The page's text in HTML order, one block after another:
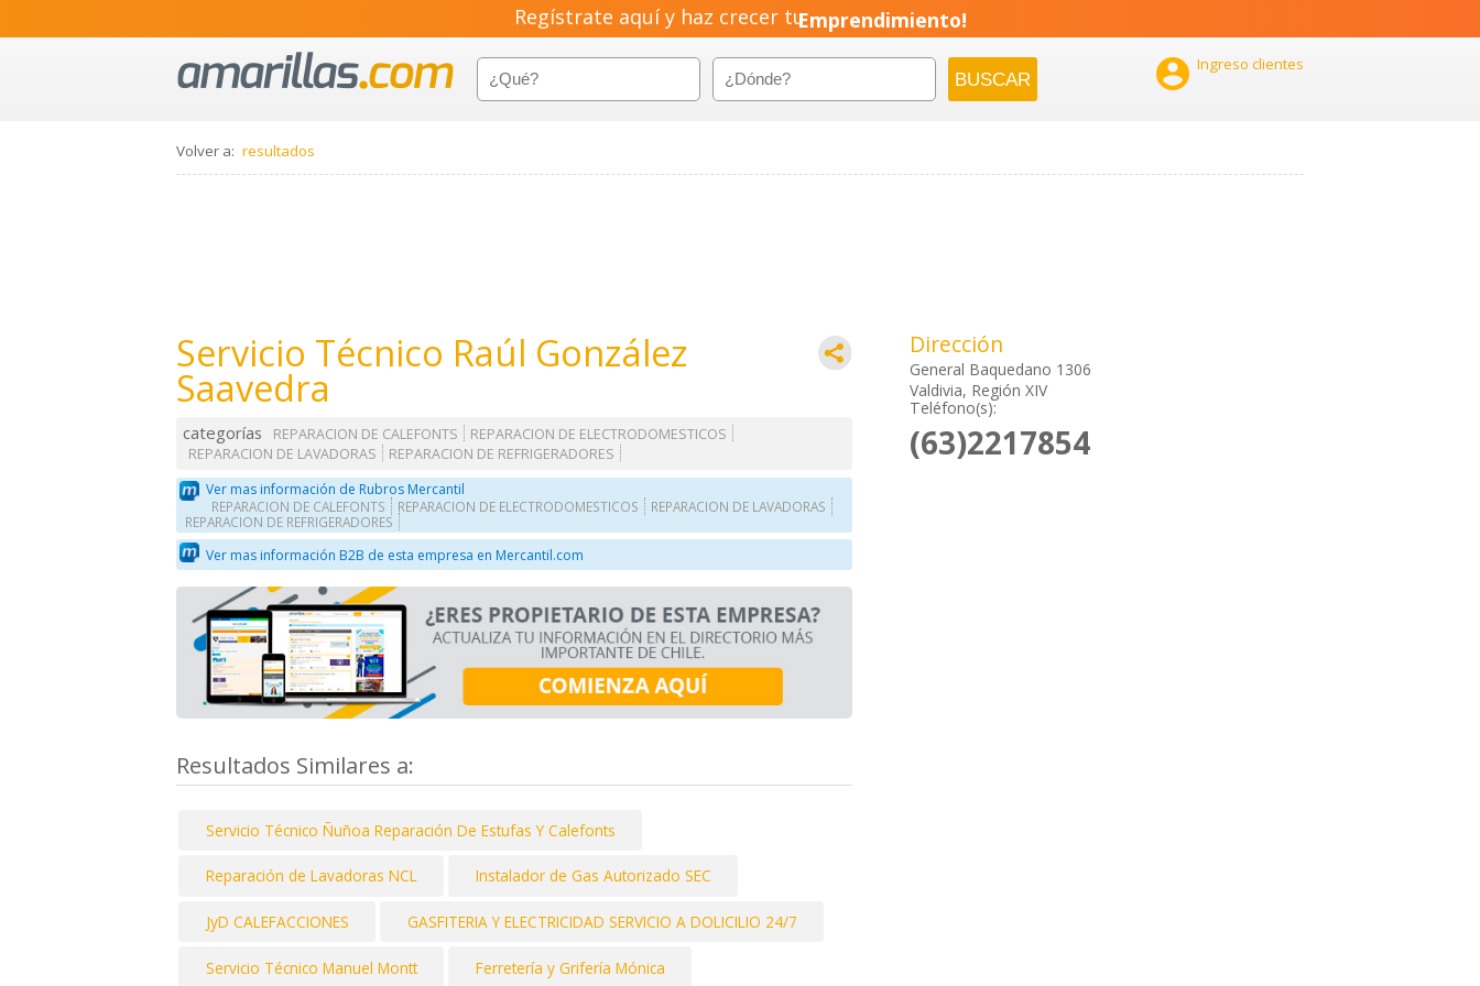
Regístrate aquí y haz crecer tuEmprendimiento!
 Ingreso clientes
Volver a: resultados
Servicio Técnico Raúl González
Saavedra
categorías REPARACION DE CALEFONTS
REPARACION DE ELECTRODOMESTICOS
REPARACION DE LAVADORAS
REPARACION DE REFRIGERADORES
Ver mas información de Rubros Mercantil
REPARACION DE CALEFONTS REPARACION DE ELECTRODOMESTICOS
REPARACION DE LAVADORAS
REPARACION DE REFRIGERADORES
Ver mas información B2B de esta empresa en Mercantil.com
Resultados Similares a:
Servicio Técnico Ñuñoa Reparación De Estufas Y Calefonts
Reparación de Lavadoras NCL Instalador de Gas Autorizado SEC
JyD CALEFACCIONES GASFITERIA Y ELECTRICIDAD SERVICIO A DOLICILIO 24/7
Servicio Técnico Manuel Montt Ferretería y Grifería Mónica
Dirección
General Baquedano 1306
Valdivia, Región XIV
Teléfono(s):
(63)2217854